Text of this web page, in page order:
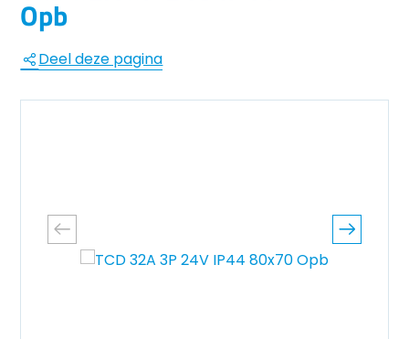
Opb
Deel deze pagina